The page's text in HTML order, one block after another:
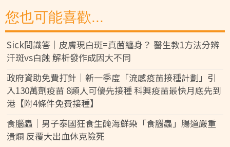
您也可能喜歡...
Sick問識答｜皮膚現白斑=真菌纏身？ 醫生教1方法分辨
汗斑vs白蝕 解析發作成因大不同
政府資助免費打針｜新一季度「流感疫苗接種計劃」引
入130萬劑疫苗 8類人可優先接種 科興疫苗最快月底先到
港【附4條件免費接種】
食腦蟲｜男子泰國狂食生醃海鮮染「食腦蟲」腸道嚴重
潰爛 反覆大出血休克險死